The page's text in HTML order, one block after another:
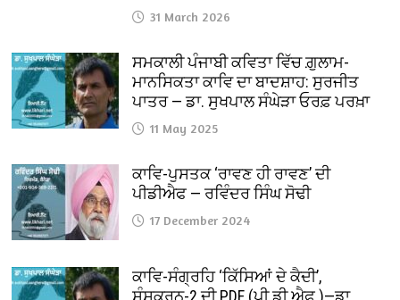
31 March 2026
ਸਮਕਾਲੀ ਪੰਜਾਬੀ ਕਵਿਤਾ ਵਿੱਚ ਗ਼ੁਲਾਮ-
ਮਾਨਸਿਕਤਾ ਕਾਵਿ ਦਾ ਬਾਦਸ਼ਾਹ: ਸੁਰਜੀਤ
ਪਾਤਰ — ਡਾ. ਸੁਖਪਾਲ ਸੰਘੇੜਾ ਓਰਫ਼ ਪਰਖ਼ਾ
11 May 2025
ਕਾਵਿ-ਪੁਸਤਕ ‘ਰਾਵਣ ਹੀ ਰਾਵਣ’ ਦੀ
ਪੀਡੀਐਫ — ਰਵਿੰਦਰ ਸਿੰਘ ਸੋਢੀ
17 December 2024
ਕਾਵਿ-ਸੰਗ੍ਰਹਿ ‘ਕਿੱਸਿਆਂ ਦੇ ਕੈਦੀ’,
ਸੰਸਕਰਨ-2 ਦੀ PDF (ਪੀ.ਡੀ.ਐਫ਼.)—ਡਾ.